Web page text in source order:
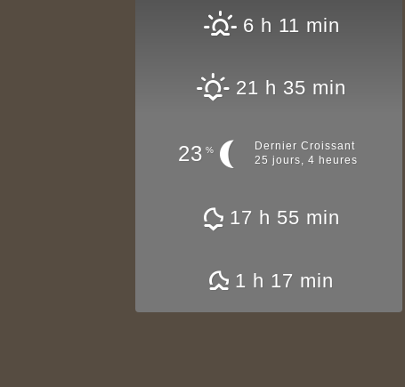
6 h 11 min
21 h 35 min
23 %
Dernier Croissant
25 jours, 4 heures
17 h 55 min
1 h 17 min